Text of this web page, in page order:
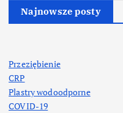
Najnowsze posty
Przeziębienie
CRP
Plastry wodoodporne
COVID-19